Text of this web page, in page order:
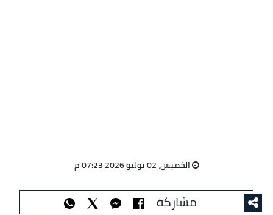
الخميس، 02 يوليو 2026 07:23 م
مشاركة